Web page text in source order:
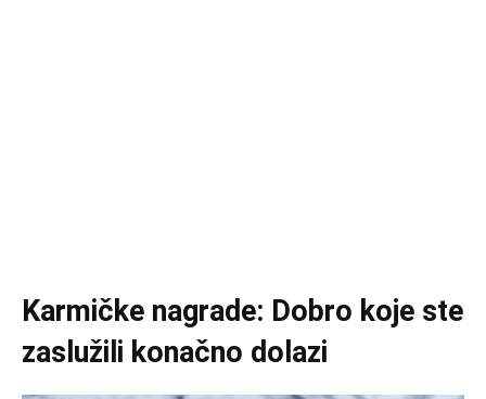
Karmičke nagrade: Dobro koje ste
zaslužili konačno dolazi